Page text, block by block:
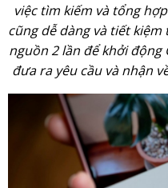
việc tìm kiếm và tổng
cũng dễ dàng và tiết
nguồn 2 lần để khởi
đưa ra yêu cầu và nhận